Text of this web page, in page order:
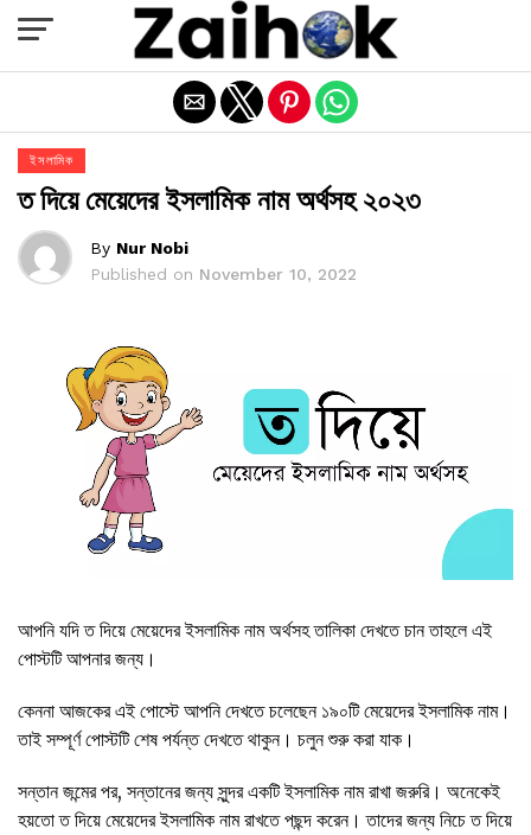
ইসলামিক
ত দিয়ে মেয়েদের ইসলামিক নাম অর্থসহ ২০২৩
By Nur Nobi
Published on November 10, 2022
আপনি যদি ত দিয়ে মেয়েদের ইসলামিক নাম অর্থসহ তালিকা দেখতে চান তাহলে এই
পোস্টটি আপনার জন্য।
কেননা আজকের এই পোস্টে আপনি দেখতে চলেছেন ১৯০টি মেয়েদের ইসলামিক নাম।
তাই সম্পূর্ণ পোস্টটি শেষ পর্যন্ত দেখতে থাকুন। চলুন শুরু করা যাক।
সন্তান জন্মের পর, সন্তানের জন্য সুন্দর একটি ইসলামিক নাম রাখা জরুরি। অনেকেই
হয়তো ত দিয়ে মেয়েদের ইসলামিক নাম রাখতে পছন্দ করেন। তাদের জন্য নিচে ত দিয়ে
Exit mobile version